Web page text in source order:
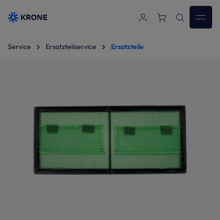
Zum Hauptinhalt springen
Service Ersatzteilservice Ersatzteile